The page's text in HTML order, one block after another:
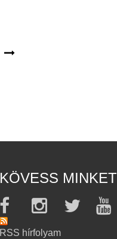
KÖVESS MINKET
RSS hírfolyam